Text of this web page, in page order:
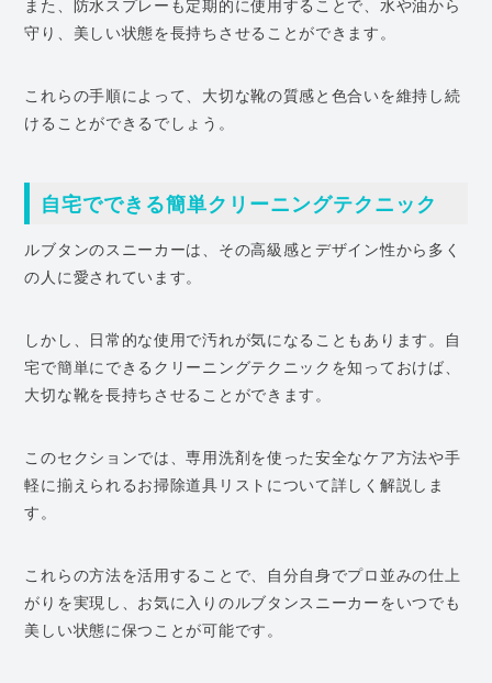
また、防水スプレーも定期的に使用することで、水や油から
守り、美しい状態を長持ちさせることができます。
これらの手順によって、大切な靴の質感と色合いを維持し続
けることができるでしょう。
自宅でできる簡単クリーニングテクニック
ルブタンのスニーカーは、その高級感とデザイン性から多く
の人に愛されています。
しかし、日常的な使用で汚れが気になることもあります。自
宅で簡単にできるクリーニングテクニックを知っておけば、
大切な靴を長持ちさせることができます。
このセクションでは、専用洗剤を使った安全なケア方法や手
軽に揃えられるお掃除道具リストについて詳しく解説しま
す。
これらの方法を活用することで、自分自身でプロ並みの仕上
がりを実現し、お気に入りのルブタンスニーカーをいつでも
美しい状態に保つことが可能です。